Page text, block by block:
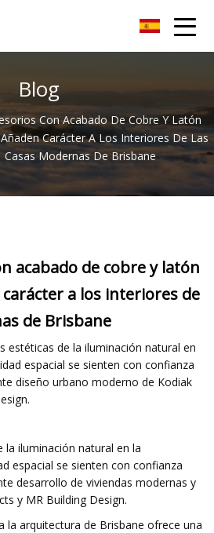
Blog
Con Acabado De Cobre Y Latón
Carácter A Los Interiores De Las
Casas Modernas De Brisbane
acabado de cobre y latón
a los interiores de
de Brisbane
estéticas de la iluminación natural en
espacial se sienten con confianza
diseño urbano moderno de Kodiak
la iluminación natural en la
espacial se sienten con confianza
desarrollo de viviendas modernas y
y MR Building Design.
la arquitectura de Brisbane ofrece una